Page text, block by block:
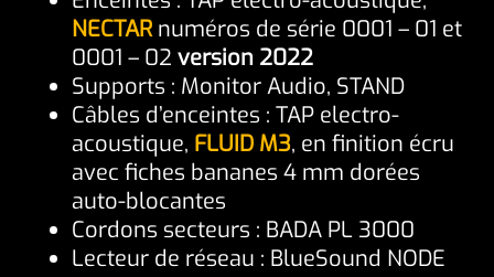
NECTARnuméros de série 0001 – 01 et
0001 – 02 version 2022
Supports : Monitor Audio, STAND
Câbles d’enceintes : TAP electro-
acoustique, FLUID M3, en finition écru
avec fiches bananes 4 mm dorées
auto-blocantes
Cordons secteurs : BADA PL 3000
Lecteur de réseau : BlueSound NODE